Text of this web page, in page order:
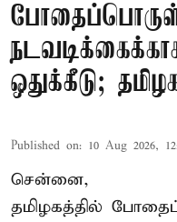
போதைப்பொருள்
ஒதுக்கீடு;
Published on: 10 Aug 2026,
சென்னை,
தமிழகத்தில்